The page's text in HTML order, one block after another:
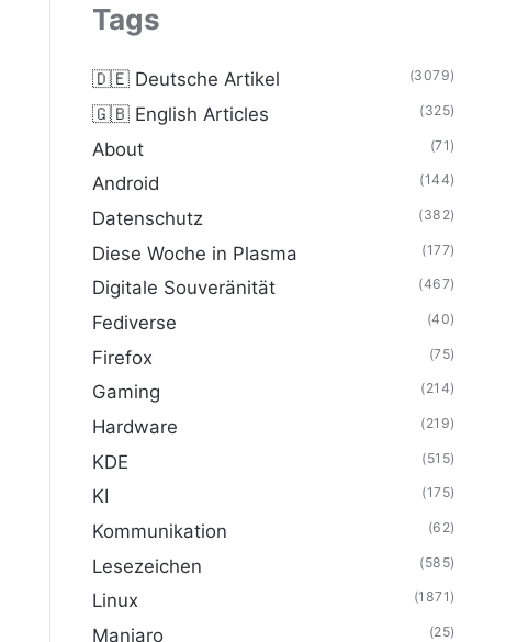
Tags
🇩🇪 Deutsche Artikel (3079)
🇬🇧 English Articles (325)
About (71)
Android (144)
Datenschutz (382)
Diese Woche in Plasma (177)
Digitale Souveränität (467)
Fediverse (40)
Firefox (75)
Gaming (214)
Hardware (219)
KDE (515)
KI (175)
Kommunikation (62)
Lesezeichen (585)
Linux (1871)
Manjaro (25)